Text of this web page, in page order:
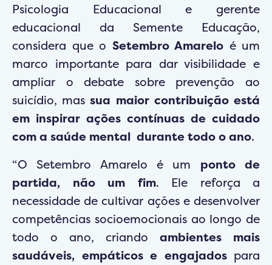
Psicologia Educacional e gerente
educacional da Semente Educação,
considera que o Setembro Amarelo é um
marco importante para dar visibilidade e
ampliar o debate sobre prevenção ao
suicídio, massua maior contribuição está
em inspirar ações contínuas de cuidado
com a saúde mental durante todo o ano.
“O Setembro Amarelo é um ponto de
partida, não um fim. Ele reforça a
necessidade de cultivar ações e desenvolver
competências socioemocionais ao longo de
todo o ano, criando ambientes mais
saudáveis, empáticos e engajados para